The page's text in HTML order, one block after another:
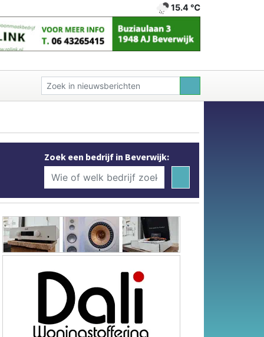
15.4 ℃
Zoek een bedrijf in Beverwijk: